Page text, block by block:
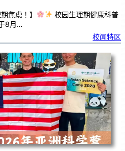
焦虑！】
校园生理期健康科普
8月…
校闻特区